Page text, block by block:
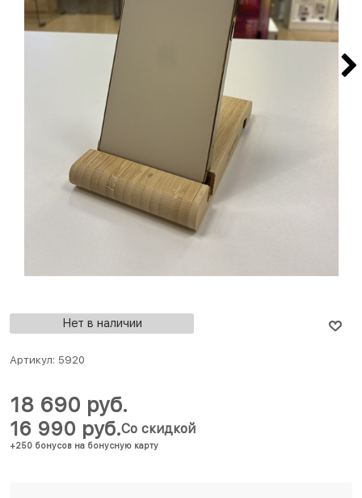
Нет в наличии
Артикул: 5920
16 990 руб.
+250 бонусов на бонусную карту
Со скидкой
18 690 руб.